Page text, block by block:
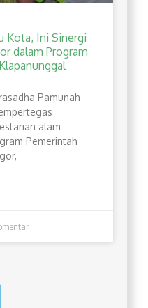
Kota, Ini Sinergi
dalam Program
Pamunah
alam
Pemerintah